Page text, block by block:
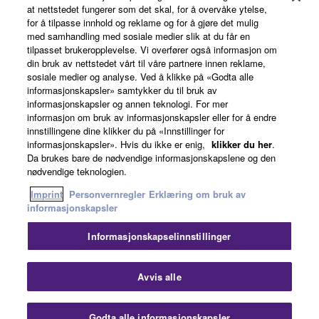
Om Yamaha
Norge - Norwegian
Virksomhet
Vilkår for bruk
Erklæring om bruk av informasjonskapslerImprint
at nettstedet fungerer som det skal, for å overvåke ytelse,
for å tilpasse innhold og reklame og for å gjøre det mulig
med samhandling med sosiale medier slik at du får en
tilpasset brukeropplevelse. Vi overfører også informasjon om
din bruk av nettstedet vårt til våre partnere innen reklame,
sosiale medier og analyse. Ved å klikke på «Godta alle
informasjonskapsler» samtykker du til bruk av
informasjonskapsler og annen teknologi. For mer
informasjon om bruk av informasjonskapsler eller for å endre
innstillingene dine klikker du på «Innstillinger for
informasjonskapsler». Hvis du ikke er enig, klikker du her.
Da brukes bare de nødvendige informasjonskapslene og den
nødvendige teknologien.
Imprint Personvernregler Erklæring om bruk av
informasjonskapsler
Informasjonskapselinnstillinger
Avvis alle